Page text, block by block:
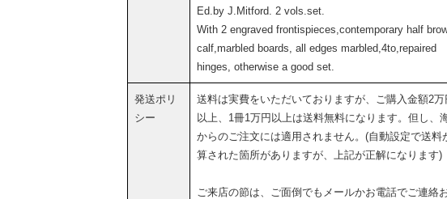
Ed.by J.Mitford. 2 vols.set.
With 2 engraved frontispieces,contemporary half
calf,marbled boards, all edges marbled,4to,repaired
hinges, otherwise a good set.
発送ポリ
シー
送料は実費をいただいておりますが、ご購入金額2万
以上、1冊1万円以上は送料無料になります。但し、
からのご注文には適用されません。(自動設定で送料
算された箇所がありますが、上記が正解になります)
ご来店の節は、ご面倒でもメールかお電話でご連絡